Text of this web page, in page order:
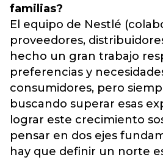
familias?
El equipo de Nestlé
proveedores,
hecho un gran trabajo
preferencias y
consumidores, pero
buscando superar esas
lograr este crecimiento
pensar en dos ejes
hay que definir un norte